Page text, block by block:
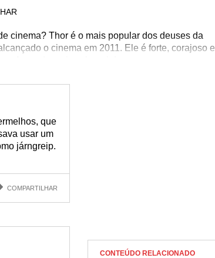
cinema? Thor é o mais popular dos deuses da
o cinema em 2011. Ele é forte, corajoso e
Aprenda mais sobre ele!
que
usar um
járngreip.
COMPARTILHAR
CONTEÚDO RELACIONADO